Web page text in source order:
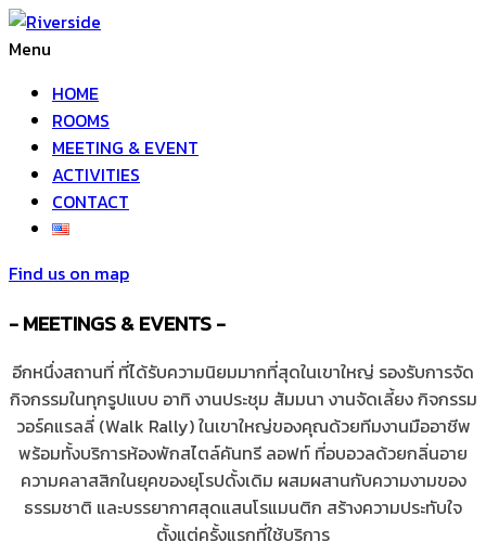
Menu
HOME
ROOMS
MEETING & EVENT
ACTIVITIES
CONTACT
Find us on map
- MEETINGS & EVENTS -
อีกหนึ่งสถานที่ ที่ได้รับความนิยมมากที่สุดในเขาใหญ่ รองรับการจัด
กิจกรรมในทุกรูปแบบ อาทิ งานประชุม สัมมนา งานจัดเลี้ยง กิจกรรม
วอร์คแรลลี่ (Walk Rally) ในเขาใหญ่ของคุณด้วยทีมงานมืออาชีพ
พร้อมทั้งบริการห้องพักสไตล์คันทรี ลอฟท์ ที่อบอวลด้วยกลิ่นอาย
ความคลาสสิกในยุคของยุโรปดั้งเดิม ผสมผสานกับความงามของ
ธรรมชาติ และบรรยากาศสุดแสนโรแมนติก สร้างความประทับใจ
ตั้งแต่ครั้งแรกที่ใช้บริการ